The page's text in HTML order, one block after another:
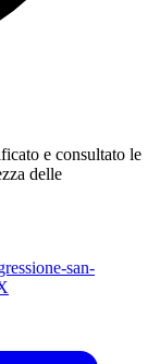
e consultato le
delle
san-